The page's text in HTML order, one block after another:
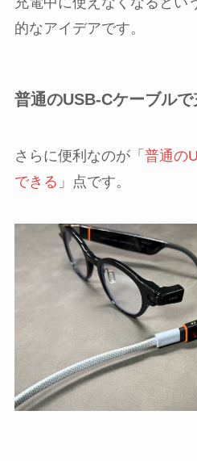
的なアイデアです。
普通のUSB-Cケーブルで
さらに便利なのが「 普通の
できる 」点です。